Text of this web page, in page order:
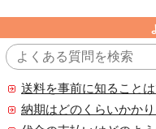
送料を事前に知ること
納期はどのくらいかかり